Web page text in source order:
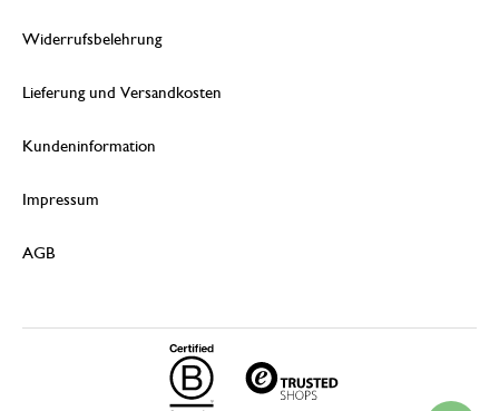
Widerrufsbelehrung
Lieferung und Versandkosten
Kundeninformation
Impressum
AGB